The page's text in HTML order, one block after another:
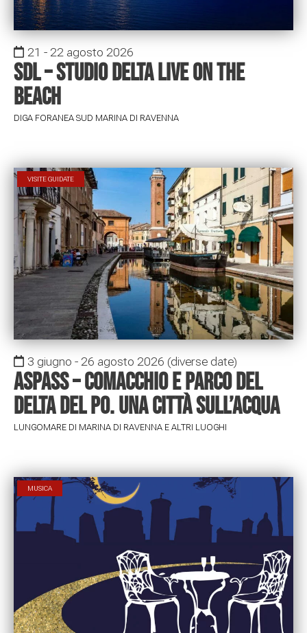
21 - 22 agosto 2026
SDL – Studio Delta Live on the
Beach
DIGA FORANEA SUD MARINA DI RAVENNA
VISITE GUIDATE
3 giugno - 26 agosto 2026 (diverse date)
ASPASS – Comacchio e Parco del
Delta del Po. Una città sull’acqua
LUNGOMARE DI MARINA DI RAVENNA E ALTRI LUOGHI
MUSICA